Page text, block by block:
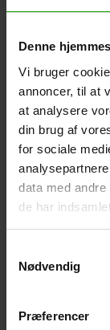
Denne
Vi bruger
annoncer, til at
at analysere
din brug af
for sociale
data med
de har
Nødvendig
Præferencer
varemærke og
ingredienser
uldfedt fra får
og
Veganmærket
The Vegan
fødevarer
baseret på